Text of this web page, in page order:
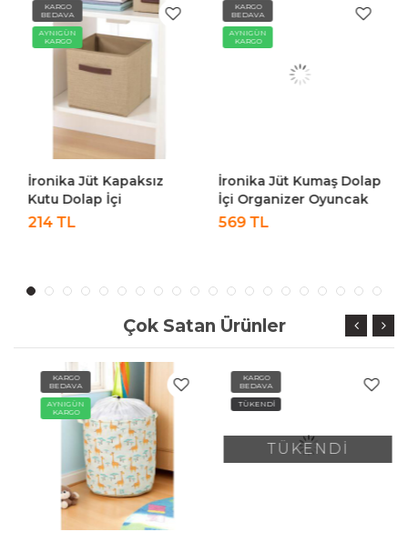
KARGO
BEDAVA
AYNIGÜN
KARGO
İronika Jüt Kapaksız
Kutu Dolap İçi
Organizer Oyuncak
214 TL
KARGO
BEDAVA
AYNIGÜN
KARGO
İronika Jüt Kumaş Dolap
İçi Organizer Oyuncak
Kutusu Eşya Çamaşır
569 TL
Çok Satan Ürünler
KARGO
BEDAVA
AYNIGÜN
KARGO
KARGO
BEDAVA
TÜKENDİ
TÜKENDİ